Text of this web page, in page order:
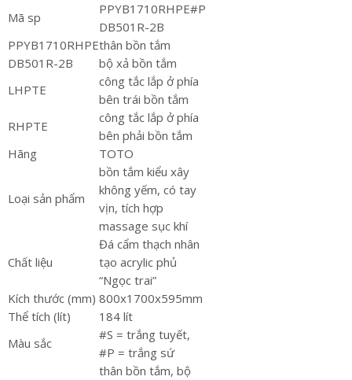
Mã sp
PPYB1710RHPE#P
DB501R-2B
PPYB1710RHPEthân bồn tắm
DB501R-2B
bộ xả bồn tắm
LHPTE
công tắc lắp ở phía
bên trái bồn tắm
RHPTE
công tắc lắp ở phía
bên phải bồn tắm
Hãng
TOTO
Loại sản phẩm
bồn tắm kiểu xây
không yếm, có tay
vịn, tích hợp
massage sục khí
Chất liệu
Đá cẩm thạch nhân
tạo acrylic phủ
“Ngọc trai”
Kích thước (mm) 800x1700x595mm
Thể tích (lít)
184 lít
Màu sắc
#S = trắng tuyết,
#P = trắng sứ
thân bồn tắm, bộ